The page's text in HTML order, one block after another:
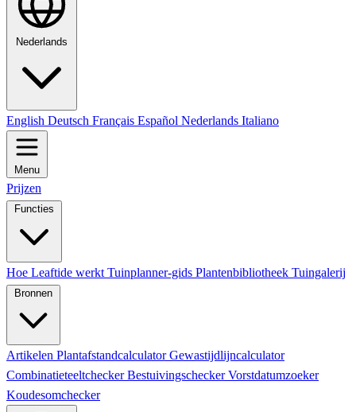
Nederlands
English Deutsch Français Español Nederlands Italiano
Menu
Prijzen
Functies
Hoe Leaftide werkt Tuinplanner-gids Plantenbibliotheek Tuingalerij
Bronnen
Artikelen PlantafstandcalculatorGewastijdlijncalculator
CombinatieteeltcheckerBestuivingscheckerVorstdatumzoeker
Koudesomchecker